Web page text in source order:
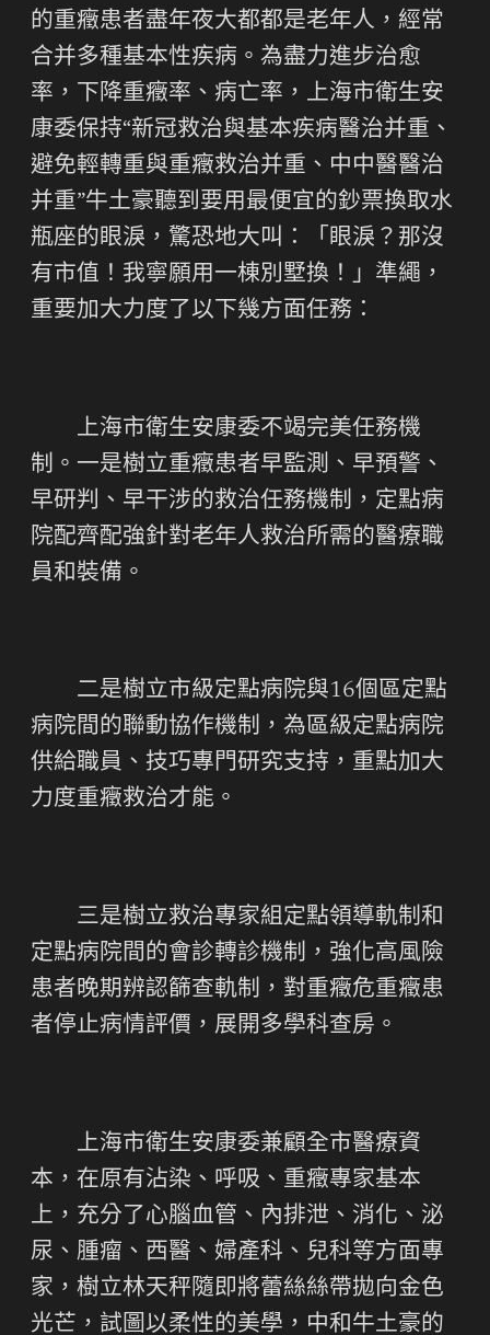
的重癥患者盡年夜大都都是老年人，經常
合并多種基本性疾病。為盡力進步治愈
率，下降重癥率、病亡率，上海市衛生安
康委保持“新冠救治與基本疾病醫治并重、
避免輕轉重與重癥救治并重、中中醫醫治
并重”牛土豪聽到要用最便宜的鈔票換取水
瓶座的眼淚，驚恐地大叫：「眼淚？那沒
有市值！我寧願用一棟別墅換！」準繩，
重要加大力度了以下幾方面任務：
上海市衛生安康委不竭完美任務機
制。一是樹立重癥患者早監測、早預警、
早研判、早干涉的救治任務機制，定點病
院配齊配強針對老年人救治所需的醫療職
員和裝備。
二是樹立市級定點病院與16個區定點
病院間的聯動協作機制，為區級定點病院
供給職員、技巧專門研究支持，重點加大
力度重癥救治才能。
三是樹立救治專家組定點領導軌制和
定點病院間的會診轉診機制，強化高風險
患者晚期辨認篩查軌制，對重癥危重癥患
者停止病情評價，展開多學科查房。
上海市衛生安康委兼顧全市醫療資
本，在原有沾染、呼吸、重癥專家基本
上，充分了心腦血管、內排泄、消化、泌
尿、腫瘤、西醫、婦產科、兒科等方面專
家，樹立林天秤隨即將蕾絲絲帶拋向金色
光芒，試圖以柔性的美學，中和牛土豪的